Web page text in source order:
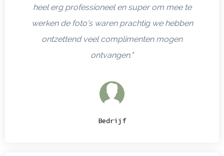
heel erg professioneel en super om mee te
werken de foto's waren prachtig we hebben
ontzettend veel complimenten mogen
ontvangen."
Bedrijf